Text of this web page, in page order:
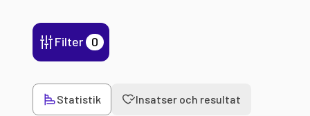
Filter 0
Statistik Insatser och resultat